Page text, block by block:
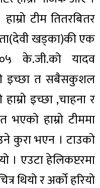
टीम तितरबितर
खड्का)की एक
के.जी.को यादव
इच्छा त सबैसकुशल
इच्छा ,चाहना र
भएको हाम्रो टीममा
कुरा भएन । टाउको
। एउटा हेलिकप्टरमा
थियो र अर्को हरियो